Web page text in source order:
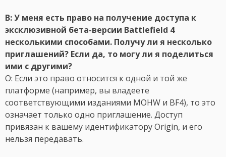
В: У меня есть право на получение доступа к
эксклюзивной бета-версии Battlefield 4
несколькими способами. Получу ли я несколько
приглашений? Если да, то могу ли я поделиться
ими с другими?
О: Если это право относится к одной и той же
платформе (например, вы владеете
соответствующими изданиями MOHW и BF4), то это
означает только одно приглашение. Доступ
привязан к вашему идентификатору Origin, и его
нельзя передавать.